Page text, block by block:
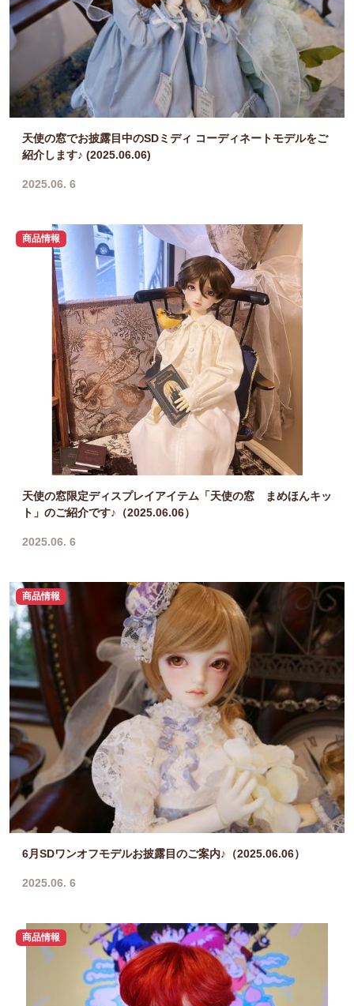
天使の窓でお披露目中のSDミディ コーディネートモデルをご
紹介します♪ (2025.06.06)
2025.06. 6
商品情報
天使の窓限定ディスプレイアイテム「天使の窓 まめほんキッ
ト」のご紹介です♪（2025.06.06）
2025.06. 6
商品情報
6月SDワンオフモデルお披露目のご案内♪（2025.06.06）
2025.06. 6
商品情報